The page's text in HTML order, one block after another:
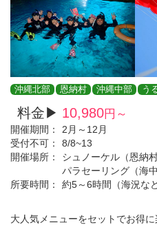
沖縄北部 恩納村 沖縄中部 う
料金▶ 10,980円～
開催期間：
2月～12月
受付不可：
8/8~13
開催場所：
シュノーケル（恩納村
パラセーリング（海
所要時間：
大人気メニューをセットでお得